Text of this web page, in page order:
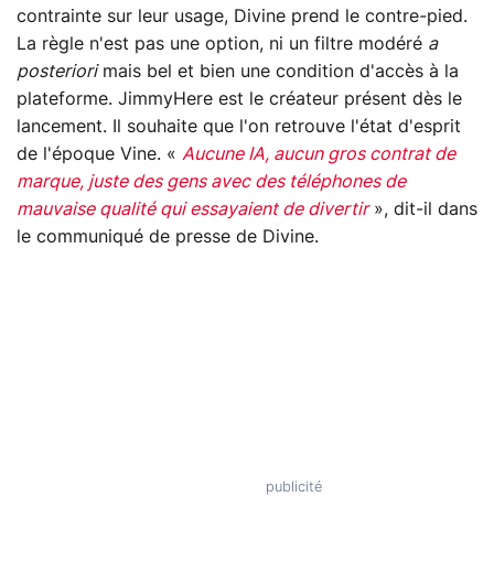
contrainte sur leur usage, Divine prend le contre-pied.
La règle n'est pas une option, ni un filtre modéré a
posteriorimais bel et bien une condition d'accès à la
plateforme. JimmyHere est le créateur présent dès le
lancement. Il souhaite que l'on retrouve l'état d'esprit
de l'époque Vine. « Aucune IA, aucun gros contrat de
marque, juste des gens avec des téléphones de
mauvaise qualité qui essayaient de divertir», dit-il dans
le communiqué de presse de Divine.